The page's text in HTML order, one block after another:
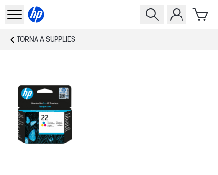
TORNA ASUPPLIES